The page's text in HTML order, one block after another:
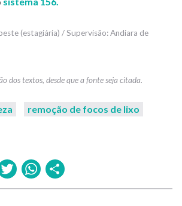
(estagiária) / Supervisão: Andiara de
remoção de focos de lixo
TwitterWhatsApp